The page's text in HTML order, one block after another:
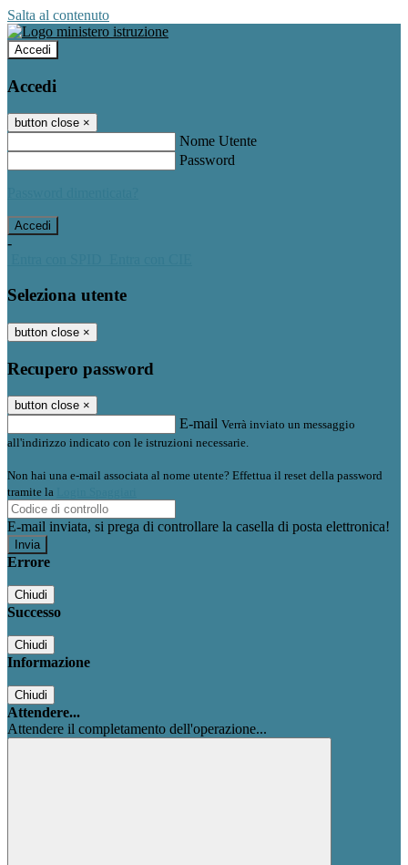
Salta al contenuto
Accedi
Accedi
button close ×
Nome Utente
Password
-
Seleziona utente
button close ×
Recupero password
button close ×
E-mail Verrà inviato un messaggio
all'indirizzo indicato con le istruzioni necessarie.
Non hai una e-mail associata al nome utente? Effettua il reset della password
tramite la
E-mail inviata, si prega di controllare la casella di posta elettronica!
Errore
Chiudi
Successo
Chiudi
Informazione
Chiudi
Attendere...
Attendere il completamento dell'operazione...